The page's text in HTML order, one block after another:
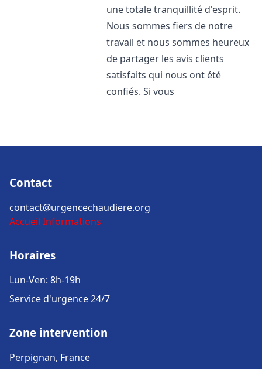
une totale tranquillité d'esprit.
Nous sommes fiers de notre
travail et nous sommes heureux
de partager les avis clients
satisfaits qui nous ont été
confiés. Si vous
Contact
contact@urgencechaudiere.org
Accueil Informations
Horaires
Lun-Ven: 8h-19h
Service d'urgence 24/7
Zone intervention
Perpignan, France